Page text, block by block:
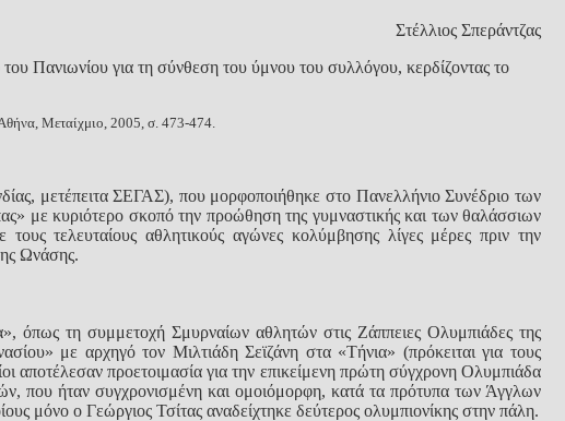
Στέλλιος Σπεράντζας
Πανιωνίου για τη σύνθεση του ύμνου του συλλόγου, κερδίζοντας το
Μεταίχμιο, 2005, σ. 473-474.
μετέπειτα ΣΕΓΑΣ), που μορφοποιήθηκε στο Πανελλήνιο Συνέδριο των
με κυριότερο σκοπό την προώθηση της γυμναστικής και των θαλάσσιων
τελευταίους αθλητικούς αγώνες κολύμβησης λίγες μέρες πριν την
Ωνάσης.
όπως τη συμμετοχή Σμυρναίων αθλητών στις Ζάππειες Ολυμπιάδες της
με αρχηγό τον Μιλτιάδη Σεϊζάνη στα «Τήνια» (πρόκειται για τους
αποτέλεσαν προετοιμασία για την επικείμενη πρώτη σύγχρονη Ολυμπιάδα
που ήταν συγχρονισμένη και ομοιόμορφη, κατά τα πρότυπα των Άγγλων
μόνο ο Γεώργιος Τσίτας αναδείχτηκε δεύτερος ολυμπιονίκης στην πάλη.